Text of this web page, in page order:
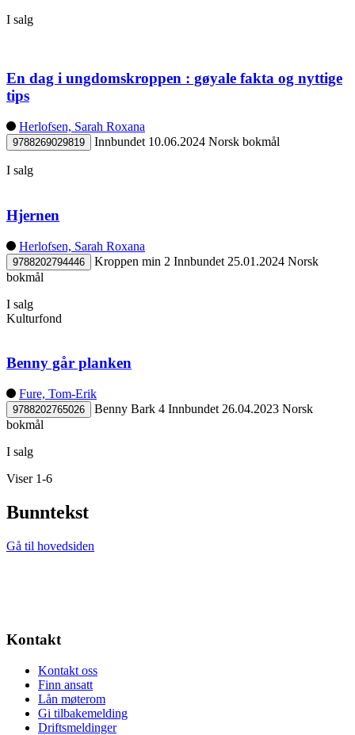
I salg
En dag i ungdomskroppen : gøyale fakta og nyttige
tips
Herlofsen, Sarah Roxana
9788269029819 Innbundet 10.06.2024 Norsk bokmål
I salg
Hjernen
Herlofsen, Sarah Roxana
9788202794446 Kroppen min 2 Innbundet 25.01.2024 Norsk
bokmål
I salg
Kulturfond
Benny går planken
Fure, Tom-Erik
9788202765026 Benny Bark 4 Innbundet 26.04.2023 Norsk
bokmål
I salg
Viser 1-6
Bunntekst
Gå til hovedsiden
Kontakt
Kontakt oss
Finn ansatt
Lån møterom
Gi tilbakemelding
Driftsmeldinger